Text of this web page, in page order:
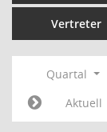
Vertreter
Quartal
Aktuell